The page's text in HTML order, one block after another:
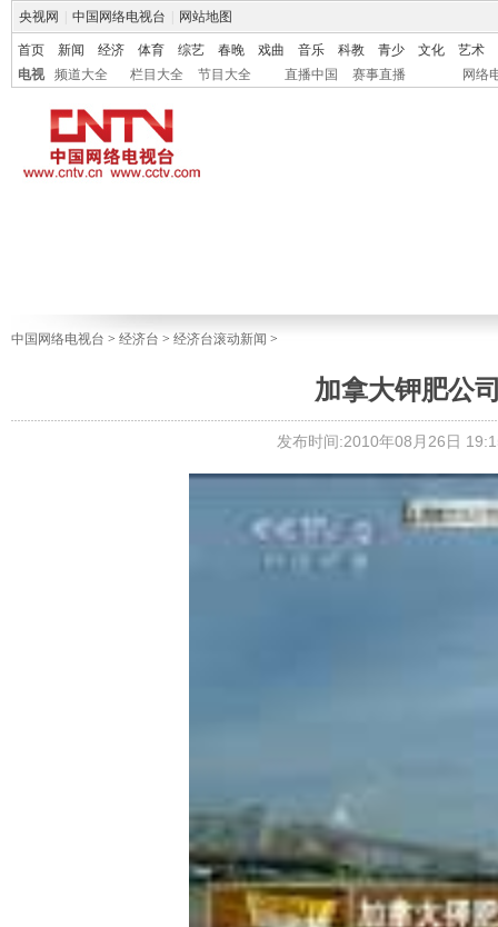
央视网 中国网络电视台 网站地图
首页 新闻 经济 体育 综艺 春晚 戏曲 音乐 科教 青少 文化
艺术
电视
频道大全 栏目大全 节目大全 直播中国 赛事直播 网络
中国网络电视台 > 经济台 > 经济台滚动新闻 >
加拿大钾肥公
发布时间:2010年08月26日